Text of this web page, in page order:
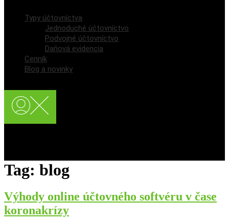
Typy účtovníctva
Jednoduché účtovníctvo
Podvojné účtovníctvo
Daňová evidencia
Cenník
Blog a novinky
Tag: blog
Výhody online účtovného softvéru v čase
koronakrízy